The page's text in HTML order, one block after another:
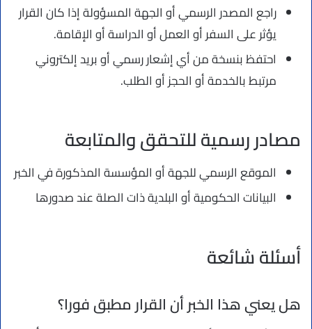
راجع المصدر الرسمي أو الجهة المسؤولة إذا كان القرار
يؤثر على السفر أو العمل أو الدراسة أو الإقامة.
احتفظ بنسخة من أي إشعار رسمي أو بريد إلكتروني
مرتبط بالخدمة أو الحجز أو الطلب.
مصادر رسمية للتحقق والمتابعة
الموقع الرسمي للجهة أو المؤسسة المذكورة في الخبر
البيانات الحكومية أو البلدية ذات الصلة عند صدورها
أسئلة شائعة
هل يعني هذا الخبر أن القرار مطبق فورا؟